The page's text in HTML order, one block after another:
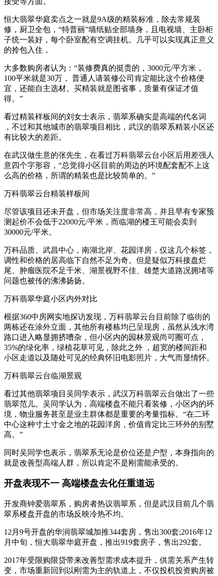
恒大翡翠华庭卖点之一就是9A级的精装标准，除去常规装
修，厨卫全包，“特普丽”墙纸贴全部墙身，且电视墙、主卧柜
子统一装好，每个卧室配有空调挂机。几乎可以实现真正意义
的拎包入住，
大多数购房者认为：“装修费真的挺贵的，3000元/平方米，
100平米就是30万， 普通人请装修公司肯定能比这个价格便
宜，还能自主选材。买精装就是图省事，质量有保证才值
得。”
看过精装样板间的刘女士表示，翡翠系确实是高端的代名词
，不过和其他城市的翡翠项目相比，武汉的翡翠系精装小区还
有比较大的差距。
在武汉做生意的张先生，在看过万科翡翠云台小区后用差强人
意四个字形容，“总觉得小区目前的周边的环境配套配不上这
么高的价格，所谓的精装也是比较简单的。”
万科翡翠云台精装样板间
尽管该项目还未开盘，但市场关注度非常高，并且早有专家预
测起价不会低于22000元/平米，而临湖的楼王可能会卖到
30000元/平米。
万科品质、武昌中心，南湖北岸、花园洋房，仅这几个标签，
调性和价格的居高临下自然不足为奇。但是疑似万科接盘烂
尾、肿瘤医院不足千米、湖景视野不佳、雄楚大道路况拥堵等
问题也被传的沸沸扬扬。
万科翡翠华庭小区内外对比
根据360中房网实地探访发现，万科翡翠云台目前除了临街的
两栋还在涂外立面，其他所有楼栋均已呈现房，虽然从浅水湾
路口进入略显拥挤嘈杂，但小区内的园林景观尚可圈可点，
35%的绿化率，绿植花草可见，除此之外 ，超宽的楼间距和
小区走道以及随处可见的经典怀旧电影照片，大气而显情怀。
万科翡翠云台临湖景观
看过其他翡翠项目吴同学表示，武汉万科翡翠云台做出了一些
翡翠范儿。吴同学认为，高端楼盘不能只看装修，小区内的环
境，物业服务甚至是业主群体都是重要的考量指标。“在二环
中心这种寸土寸金之地的花园洋房，价值肯定比三环外的别墅
高。”
同时吴同学也表示，翡翠系无论是价位还是户型，本身指向的
就是改善型高端人群，所以肯定不是刚需能承受的。
开盘表现不一 高端楼盘去化任重道远
开发商钟爱翡翠系，购房者热议翡翠系，但是武汉目前几个翡
翠系楼盘开盘的市场反映冷热不均。
12月9号开盘的华润翡翠城加推344套房，售出300套;2016年12
月中旬，恒大翡翠华庭开盘，推出919套房子，售出292套。
2017年受限购限贷带来改善型需求成本提升，供需关系产生转
变，市场重新回到以刚需为主的轨道上，不仅投机投资购房被